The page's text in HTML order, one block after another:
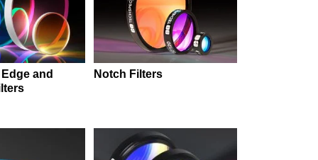
and
Notch Filters